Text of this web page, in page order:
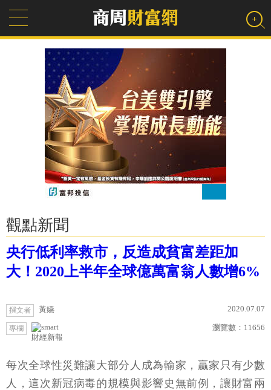
觀點新聞
央行低利率救市，反造成貧富差距加
大！2020上半年全球億萬富翁人數增6%
撰文者 黃嬿 2020.07.07
專欄
財經新報
瀏覽數： 11656
每次全球性災難讓大部分人成為輸家，贏家只有少數
人，這次新冠病毒的規模與影響史無前例，讓財富兩